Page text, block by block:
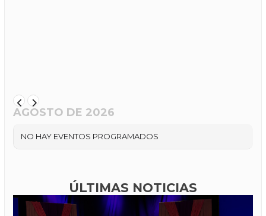
AGOSTO DE 2026
NO HAY EVENTOS PROGRAMADOS
ÚLTIMAS NOTICIAS